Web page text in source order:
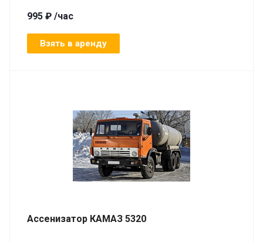
995 ₽ /час
Взять в аренду
Ассенизатор КАМАЗ 5320